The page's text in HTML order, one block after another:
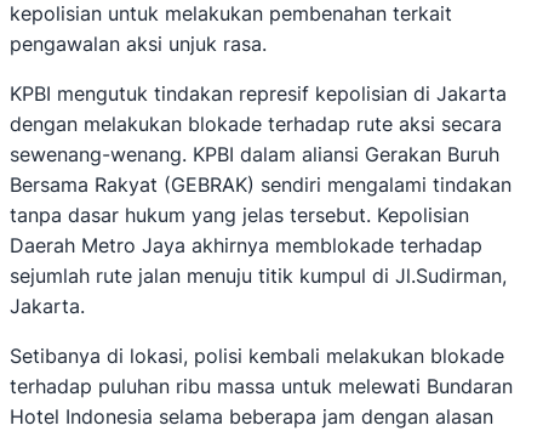
kepolisian untuk melakukan pembenahan terkait
pengawalan aksi unjuk rasa.
KPBI mengutuk tindakan represif kepolisian di Jakarta
dengan melakukan blokade terhadap rute aksi secara
sewenang-wenang. KPBI dalam aliansi Gerakan Buruh
Bersama Rakyat (GEBRAK) sendiri mengalami tindakan
tanpa dasar hukum yang jelas tersebut. Kepolisian
Daerah Metro Jaya akhirnya memblokade terhadap
sejumlah rute jalan menuju titik kumpul di Jl.Sudirman,
Jakarta.
Setibanya di lokasi, polisi kembali melakukan blokade
terhadap puluhan ribu massa untuk melewati Bundaran
Hotel Indonesia selama beberapa jam dengan alasan